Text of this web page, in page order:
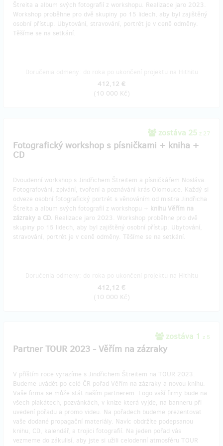
Štreita a album svých fotografií z workshopu. Realizace jaro 2023.
Workshop proběhne pro dvě skupiny po 15 lidech, aby byl zajištěný
osobní přístup. Ubytování, stravování, portrét je v ceně odměny.
Těšíme se na setkání.
412,12 €
(10 000 Kč)
zostáva 25 z 27
Fotografický workshop s písničkami + kniha +
CD
Dvoudenní workshop s Jindřichem Štreitem a písničkářem Nosláva.
Fotografování, zpívání, tvoření a poznávání krás Olomouce. Každý si
odveze osobní fotografický portrét s věnováním od mistra Jindřicha
Štreita a album svých fotografií z workshopu + knihu Věřím na
zázraky a CD. Realizace jaro 2023. Workshop proběhne pro dvě
skupiny po 15 lidech, aby byl zajištěný osobní přístup. Ubytování,
stravování, portrét je v ceně odměny. Těšíme se na setkání.
412,12 €
(10 000 Kč)
zostáva 1 z 5
Partner TOUR 2023 - Věřím na zázraky
V příštím roce vyrazíme s Jindřichem Štreitem na TOUR 2023.
Budeme uvádět po celé ČR pořad Věřím na zázraky a novou knihu.
Vaše firma se může stát naším partnerem. Logo vaší firmy bude na
všech plakátech, pozvánkách, v knize která vyjde, na banneru při
uvedení pořadu a promo videu. Na pořadech budeme prezentovat
vaše dodané propagační materiály. Navíc obdržíte podepsanou
knihu, CD, kalendář, a trojici fotografií. Na jeden pořad vás
vezmeme do zákulisí, aby jste si užili celodenní atmosféru TOUR